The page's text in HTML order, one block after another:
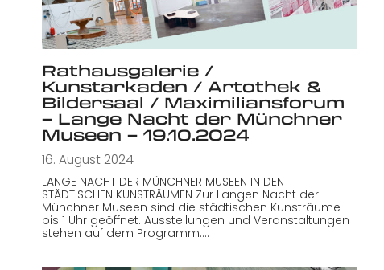
Rathausgalerie /
Kunstarkaden / Artothek &
Bildersaal / Maximiliansforum
– Lange Nacht der Münchner
Museen – 19.10.2024
16. August 2024
LANGE NACHT DER MÜNCHNER MUSEEN IN DEN
STÄDTISCHEN KUNSTRÄUMEN Zur Langen Nacht der
Münchner Museen sind die städtischen Kunsträume
bis 1 Uhr geöffnet. Ausstellungen und Veranstaltungen
stehen auf dem Programm.…